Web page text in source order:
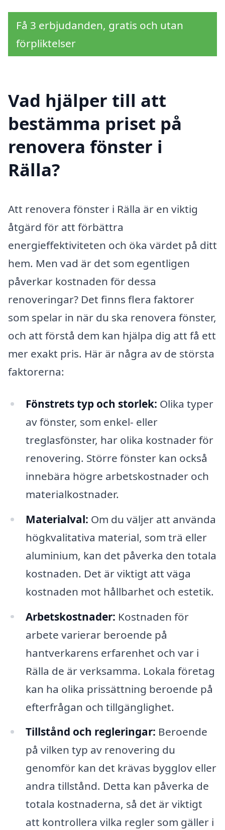
Få 3 erbjudanden, gratis och utan
förpliktelser
Vad hjälper till att
bestämma priset på
renovera fönster i
Rälla?
Att renovera fönster i Rälla är en viktig
åtgärd för att förbättra
energieffektiviteten och öka värdet på ditt
hem. Men vad är det som egentligen
påverkar kostnaden för dessa
renoveringar? Det finns flera faktorer
som spelar in när du ska renovera fönster,
och att förstå dem kan hjälpa dig att få ett
mer exakt pris. Här är några av de största
faktorerna:
Fönstrets typ och storlek: Olika typer
av fönster, som enkel- eller
treglasfönster, har olika kostnader för
renovering. Större fönster kan också
innebära högre arbetskostnader och
materialkostnader.
Materialval: Om du väljer att använda
högkvalitativa material, som trä eller
aluminium, kan det påverka den totala
kostnaden. Det är viktigt att väga
kostnaden mot hållbarhet och estetik.
Arbetskostnader: Kostnaden för
arbete varierar beroende på
hantverkarens erfarenhet och var i
Rälla de är verksamma. Lokala företag
kan ha olika prissättning beroende på
efterfrågan och tillgänglighet.
Tillstånd och regleringar: Beroende
på vilken typ av renovering du
genomför kan det krävas bygglov eller
andra tillstånd. Detta kan påverka de
totala kostnaderna, så det är viktigt
att kontrollera vilka regler som gäller i